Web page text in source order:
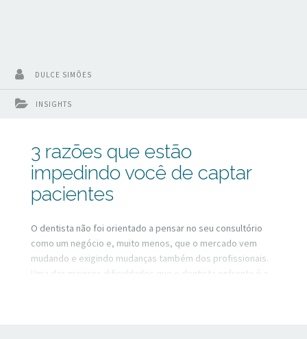
INSIGHTS
DULCE SIMÕES
3 razões que estão
impedindo você de captar
pacientes
O dentista não foi orientado a pensar no seu consultório
como um negócio e, muito menos, que o mercado vem
mudando e exigindo mudanças também dos profissionais.
Uma das maiores dificuldades que o dentista enfrenta é a